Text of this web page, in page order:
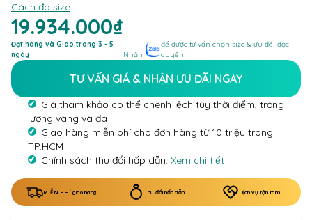
Cách đo size
19.934.000₫
Đặt hàng và Giao trong 3 - 5
ngày
-
Nhấn
để được tư vấn chọn size & ưu đãi độc
quyền
TƯ VẤN GIÁ & NHẬN ƯU ĐÃI NGAY
Giá tham khảo có thể chênh lệch tùy thời điểm, trọng
lượng vàng và đá
Giao hàng miễn phí cho đơn hàng từ 10 triệu trong
TP.HCM
Chính sách thu đổi hấp dẫn. Xem chi tiết
MIỄN PHÍ giao hàng Thu đổi hấp dẫn Dịch vụ tận tâm